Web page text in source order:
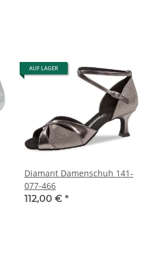
AUF LAGER
Diamant Damenschuh 141-
077-466
112,00 € *